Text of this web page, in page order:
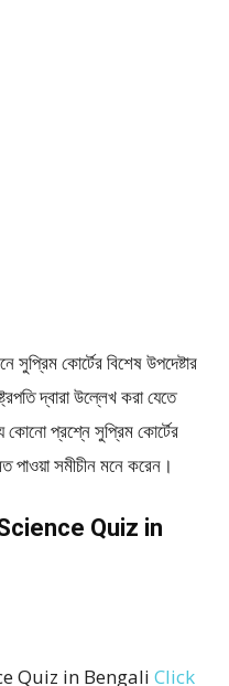
সুপ্রিম কোর্টের বিশেষ উপদেষ্টার
দ্বারা উল্লেখ করা যেতে
কোনো প্রশ্নে সুপ্রিম কোর্টের
পাওয়া সমীচীন মনে করেন।
Science Quiz in
Quiz in Bengali Click